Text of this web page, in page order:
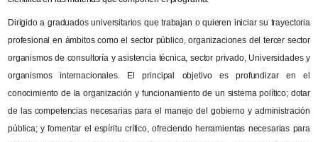
Dirigido a graduados universitarios que trabajan o quieren iniciar su trayectoria
profesional en ámbitos como el sector público, organizaciones del tercer sector
organismos de consultoría y asistencia técnica, sector privado, Universidades y
organismos internacionales. El principal objetivo es profundizar en el
conocimiento de la organización y funcionamiento de un sistema político; dotar
de las competencias necesarias para el manejo del gobierno y administración
pública; y fomentar el espíritu crítico, ofreciendo herramientas necesarias para